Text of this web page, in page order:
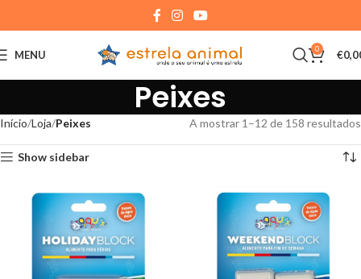
MENU 0 €
Peixes
Início Loja Peixes A mostrar 1–12 de 158 resultados
Show sidebar